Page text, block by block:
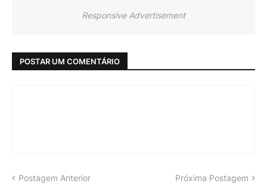
Responsive Advertisement
POSTAR UM COMENTÁRIO
Postagem Anterior Próxima Postagem